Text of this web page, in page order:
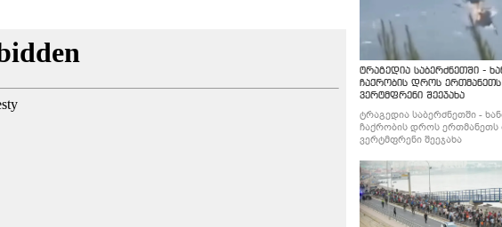
ტრაგედია საბერძნეთში -
ჩაქრობის დროს
ვერტმფრენი შეეჯახა
ტრაგედია საბერძნეთში -
ჩაქრობის დროს
ვერტმფრენი შეეჯახა